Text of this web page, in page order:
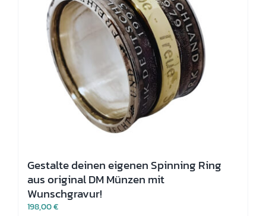
Produktseite
werden
Gestalte deinen eigenen Spinning Ring
aus original DM Münzen mit
Wunschgravur!
198,00€